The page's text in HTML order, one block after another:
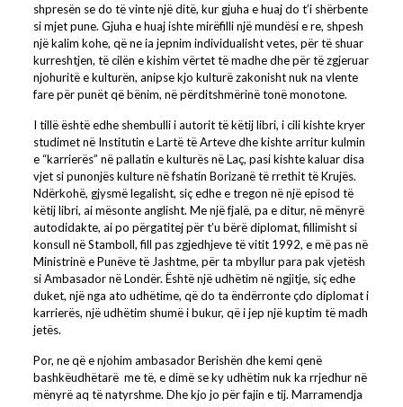
shpresën se do të vinte një ditë, kur gjuha e huaj do t’i shërbente
si mjet pune. Gjuha e huaj ishte mirëfilli një mundësi e re, shpesh
një kalim kohe, që ne ia jepnim individualisht vetes, për të shuar
kurreshtjen, të cilën e kishim vërtet të madhe dhe për të zgjeruar
njohuritë e kulturën, anipse kjo kulturë zakonisht nuk na vlente
fare për punët që bënim, në përditshmërinë tonë monotone.
I tillë është edhe shembulli i autorit të këtij libri, i cili kishte kryer
studimet në Institutin e Lartë të Arteve dhe kishte arritur kulmin
e “karrierës” në pallatin e kulturës në Laç, pasi kishte kaluar disa
vjet si punonjës kulture në fshatin Borizanë të rrethit të Krujës.
Ndërkohë, gjysmë legalisht, siç edhe e tregon në një episod të
këtij libri, ai mësonte anglisht. Me një fjalë, pa e ditur, në mënyrë
autodidakte, ai po përgatitej për t’u bërë diplomat, fillimisht si
konsull në Stamboll, fill pas zgjedhjeve të vitit 1992, e më pas në
Ministrinë e Punëve të Jashtme, për ta mbyllur para pak vjetësh
si Ambasador në Londër. Është një udhëtim në ngjitje, siç edhe
duket, një nga ato udhëtime, që do ta ëndërronte çdo diplomat i
karrierës, një udhëtim shumë i bukur, që i jep një kuptim të madh
jetës.
Por, ne që e njohim ambasador Berishën dhe kemi qenë
bashkëudhëtarë me të, e dimë se ky udhëtim nuk ka rrjedhur në
mënyrë aq të natyrshme. Dhe kjo jo për fajin e tij. Marramendja